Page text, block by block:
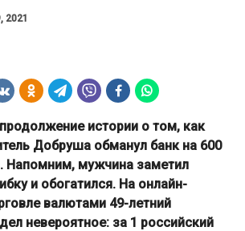
2021
истории о том, как
Добруша обманул банк на 600
Напомним, мужчина заметил
и обогатился. На онлайн-
валютами 49-летний
невероятное: за 1 российский